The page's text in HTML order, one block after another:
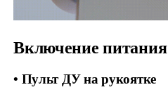
Включение питания
• Пульт ДУ на рукоятке